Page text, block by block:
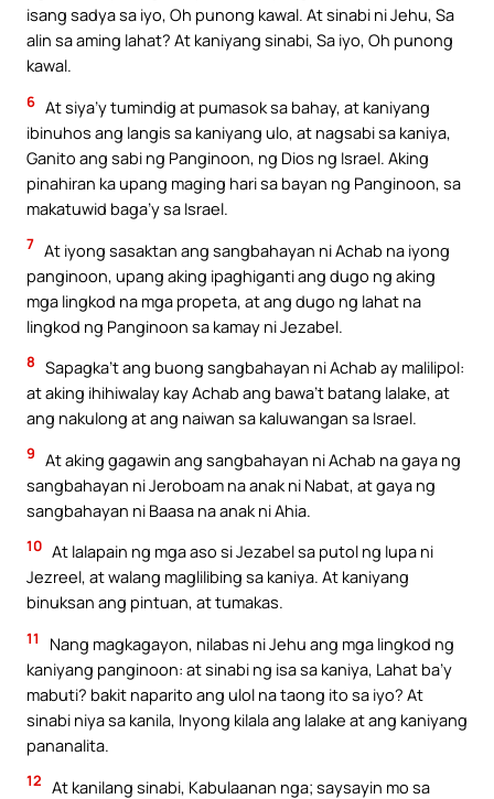
isang sadya sa iyo, Oh punong kawal. At sinabi ni Jehu, Sa
alin sa aming lahat? At kaniyang sinabi, Sa iyo, Oh punong
kawal.
6 At siya’y tumindig at pumasok sa bahay, at kaniyang
ibinuhos ang langis sa kaniyang ulo, at nagsabi sa kaniya,
Ganito ang sabi ng Panginoon, ng Dios ng Israel. Aking
pinahiran ka upang maging hari sa bayan ng Panginoon, sa
makatuwid baga’y sa Israel.
7 At iyong sasaktan ang sangbahayan ni Achab na iyong
panginoon, upang aking ipaghiganti ang dugo ng aking
mga lingkod na mga propeta, at ang dugo ng lahat na
lingkod ng Panginoon sa kamay ni Jezabel.
8 Sapagka’t ang buong sangbahayan ni Achab ay malilipol:
at aking ihihiwalay kay Achab ang bawa’t batang lalake, at
ang nakulong at ang naiwan sa kaluwangan sa Israel.
9 At aking gagawin ang sangbahayan ni Achab na gaya ng
sangbahayan ni Jeroboam na anak ni Nabat, at gaya ng
sangbahayan ni Baasa na anak ni Ahia.
10 At lalapain ng mga aso si Jezabel sa putol ng lupa ni
Jezreel, at walang maglilibing sa kaniya. At kaniyang
binuksan ang pintuan, at tumakas.
11
Nang magkagayon, nilabas ni Jehu ang mga lingkod ng
kaniyang panginoon: at sinabi ng isa sa kaniya, Lahat ba’y
mabuti? bakit naparito ang ulol na taong ito sa iyo? At
sinabi niya sa kanila, Inyong kilala ang lalake at ang kaniyang
pananalita.
12 At kanilang sinabi, Kabulaanan nga; saysayin mo sa